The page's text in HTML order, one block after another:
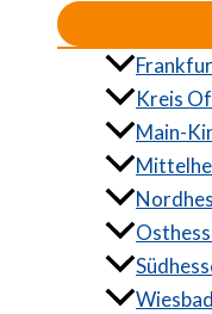
Kreis
Main-